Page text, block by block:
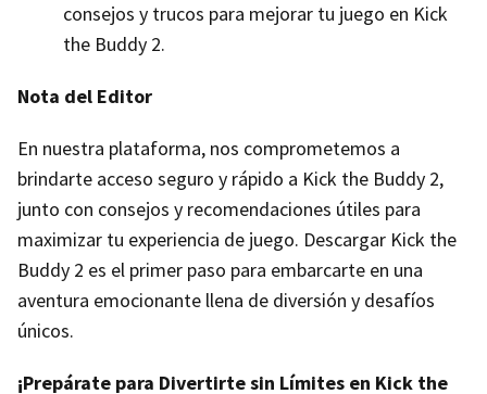
consejos y trucos para mejorar tu juego en Kick
the Buddy 2.
Nota del Editor
En nuestra plataforma, nos comprometemos a
brindarte acceso seguro y rápido a Kick the Buddy 2,
junto con consejos y recomendaciones útiles para
maximizar tu experiencia de juego. Descargar Kick the
Buddy 2 es el primer paso para embarcarte en una
aventura emocionante llena de diversión y desafíos
únicos.
¡Prepárate para Divertirte sin Límites en Kick the